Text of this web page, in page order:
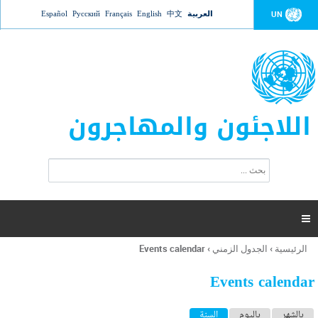
Jump to navigation UN العربية 中文
English
Français
Русский
Español
اللاجئون والمهاجرون
ت
ر
ل
ح
ب

أنت
هنا
الرئيسية › الجدول الزمني ›
Events calendar
Events calendar